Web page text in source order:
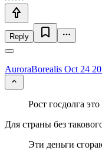
Reply
AuroraBorealis Oct 24
Рост госдолга
Для страны без
Эти деньги